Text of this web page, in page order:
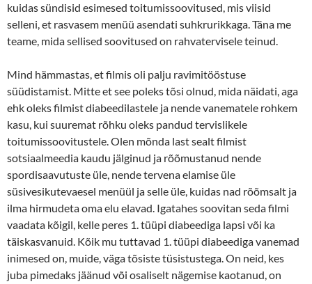
kuidas sündisid esimesed toitumissoovitused, mis viisid
selleni, et rasvasem menüü asendati suhkrurikkaga. Täna me
teame, mida sellised soovitused on rahvatervisele teinud.
Mind hämmastas, et filmis oli palju ravimitööstuse
süüdistamist. Mitte et see poleks tõsi olnud, mida näidati, aga
ehk oleks filmist diabeedilastele ja nende vanematele rohkem
kasu, kui suuremat rõhku oleks pandud tervislikele
toitumissoovitustele. Olen mõnda last sealt filmist
sotsiaalmeedia kaudu jälginud ja rõõmustanud nende
spordisaavutuste üle, nende tervena elamise üle
süsivesikutevaesel menüül ja selle üle, kuidas nad rõõmsalt ja
ilma hirmudeta oma elu elavad. Igatahes soovitan seda filmi
vaadata kõigil, kelle peres 1. tüüpi diabeediga lapsi või ka
täiskasvanuid. Kõik mu tuttavad 1. tüüpi diabeediga vanemad
inimesed on, muide, väga tõsiste tüsistustega. On neid, kes
juba pimedaks jäänud või osaliselt nägemise kaotanud, on